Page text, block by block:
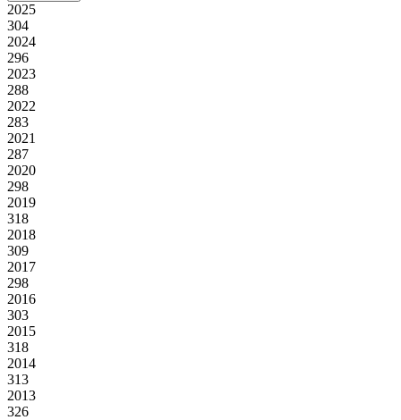
2025
304
2024
296
2023
288
2022
283
2021
287
2020
298
2019
318
2018
309
2017
298
2016
303
2015
318
2014
313
2013
326